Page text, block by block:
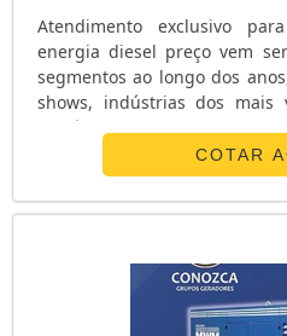
Atendimento exclusivo
energia diesel preço vem
segmentos ao longo dos
shows, indústrias dos mais
comércios, entre outros.
energia ? A Essencial
produtos para geração de
diversificados. como
COTAR